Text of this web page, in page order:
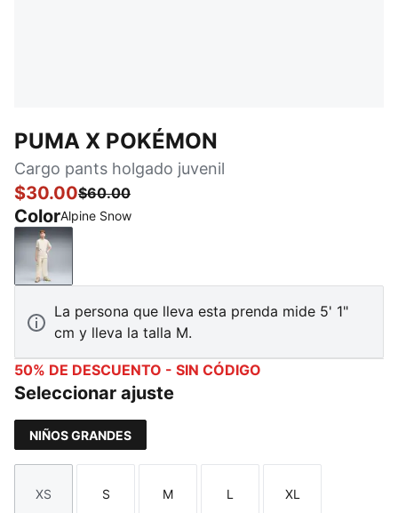
PUMA X POKÉMON
Cargo pants holgado juvenil
$30.00$60.00
ColorAlpine Snow
Alpine Snow
La persona que lleva esta prenda mide 5' 1"
cm y lleva la talla M.
50% DE DESCUENTO - SIN CÓDIGO
Seleccionar ajuste
NIÑOS GRANDES
Talla
XS
Talla
S
Talla
M
Talla
L
Talla
XL